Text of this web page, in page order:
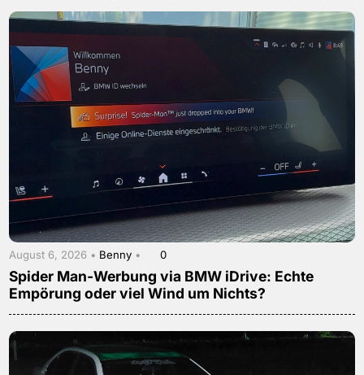
August 6, 2026 • Benny • 0
Spider Man-Werbung via BMW iDrive: Echte
Empörung oder viel Wind um Nichts?